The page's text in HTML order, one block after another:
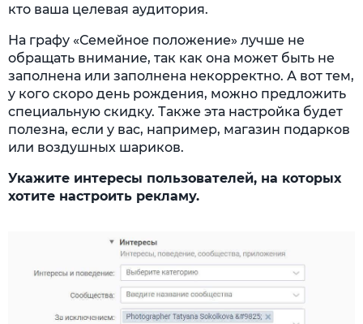
кто ваша целевая аудитория.
На графу «Семейное положение» лучше не
обращать внимание, так как она может быть не
заполнена или заполнена некорректно. А вот тем,
у кого скоро день рождения, можно предложить
специальную скидку. Также эта настройка будет
полезна, если у вас, например, магазин подарков
или воздушных шариков.
Укажите интересы пользователей, на которых
хотите настроить рекламу.